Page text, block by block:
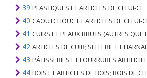
39 PLASTIQUES ET ARTICLES DE CELUI-CI
40 CAOUTCHOUC ET ARTICLES DE CELUI-CI
41 CUIRS ET PEAUX BRUTS (AUTRES QUE
42 ARTICLES DE CUIR; SELLERIE ET ​​HARNAIS; ARTICLES DE VOYAGE, SACS À MAIN ET RÉCIPIENTS ANALOGUES;
43 PÂTISSERIES ET FOURRURES ARTIFICIELLES;
44 BOIS ET ARTICLES DE BOIS; BOIS DE